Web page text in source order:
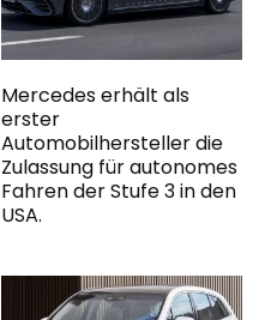
Mercedes erhält als
erster
Automobilhersteller die
Zulassung für autonomes
Fahren der Stufe 3 in den
USA.